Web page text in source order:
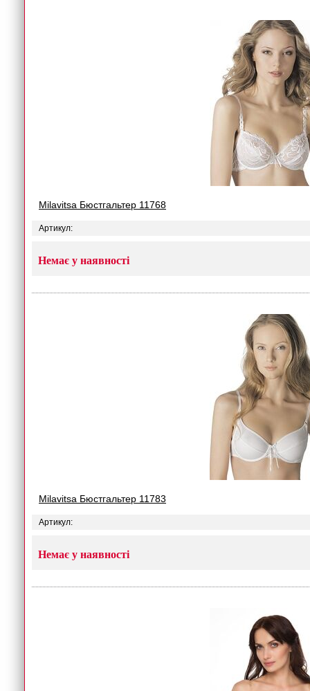
Milavitsa Бюстгальтер 11768
Артикул:
Немає у наявності
Milavitsa Бюстгальтер 11783
Артикул:
Немає у наявності